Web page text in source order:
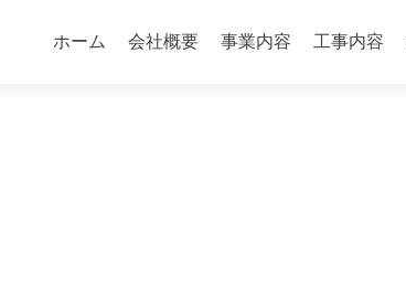
ン
ホーム 会社概要 事業内容 工事内容